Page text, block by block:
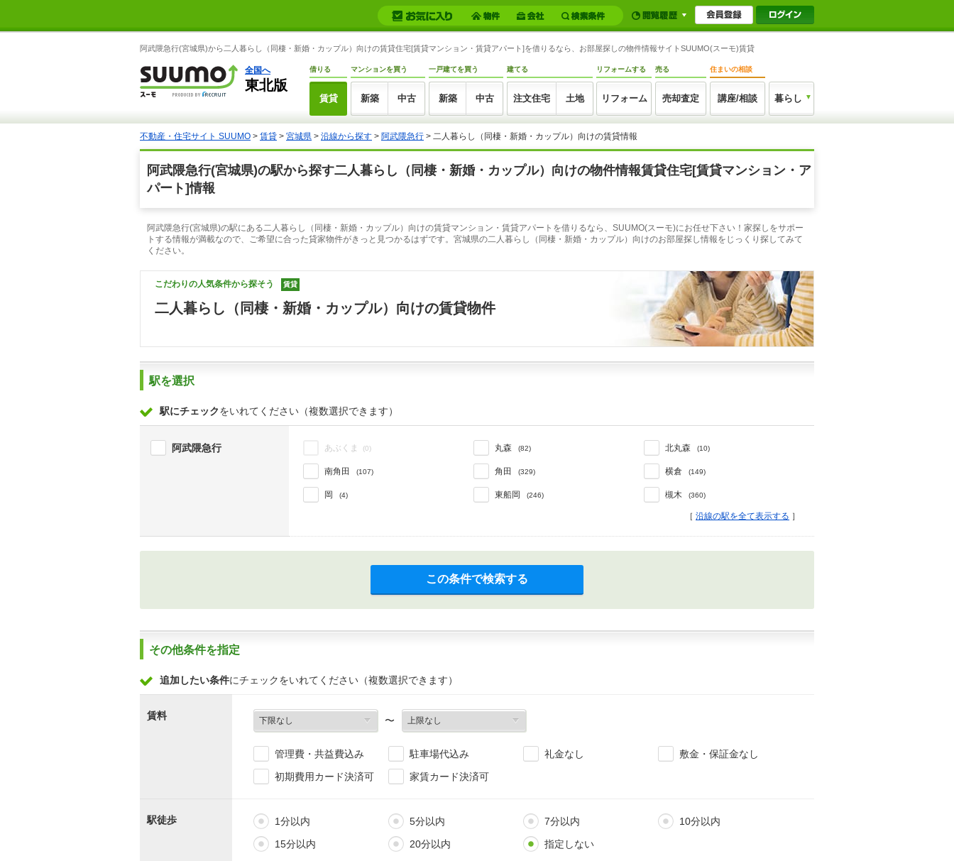
阿武隈急行(宮城県)から二人暮らし（同棲・新婚・カップル）向けの賃貸住宅[賃貸マンション・賃貸アパート]を借りるなら、お部屋探しの物件情報サイトSUUMO(スーモ)賃貸
全国へ
東北版
借りる
賃貸
マンションを買う
新築 中古
一戸建てを買う
新築 中古
建てる
注文住宅 土地
リフォームする
リフォーム
売る
売却査定
住まいの相談
講座/相談 暮らし
不動産・住宅サイト SUUMO > 賃貸 > 宮城県 > 沿線から探す > 阿武隈急行 > 二人暮らし（同棲・新婚・カップル）向けの賃貸情報
阿武隈急行(宮城県)の駅から探す二人暮らし（同棲・新婚・カップル）向けの物件情報賃貸住宅[賃貸マンション・ア
パート]情報
阿武隈急行(宮城県)の駅にある二人暮らし（同棲・新婚・カップル）向けの賃貸マンション・賃貸アパートを借りるなら、SUUMO(スーモ)にお任せ下さい！家探しをサポー
トする情報が満載なので、ご希望に合った貸家物件がきっと見つかるはずです。宮城県の二人暮らし（同棲・新婚・カップル）向けのお部屋探し情報をじっくり探してみて
ください。
こだわりの人気条件から探そう 賃貸
二人暮らし（同棲・新婚・カップル）向けの賃貸物件
駅を選択
駅にチェックをいれてください（複数選択できます）
阿武隈急行 あぶくま (0) 丸森 (82) 北丸森 (10)
南角田 (107) 角田 (329) 横倉 (149)
岡 (4) 東船岡 (246) 槻木 (360)
［ 沿線の駅を全て表示する ］
この条件で検索する
その他条件を指定
追加したい条件にチェックをいれてください（複数選択できます）
賃料 〜
管理費・共益費込み 駐車場代込み 礼金なし
敷金・保証金なし
初期費用カード決済可
家賃カード決済可
駅徒歩 1分以内 5分以内 7分以内
10分以内
15分以内
20分以内 指定しない